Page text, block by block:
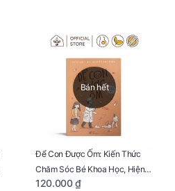
Bán hết
Để Con Được Ốm: Kiến Thức
Chăm Sóc Bé Khoa Học, Hiện
Đại
120.000 ₫